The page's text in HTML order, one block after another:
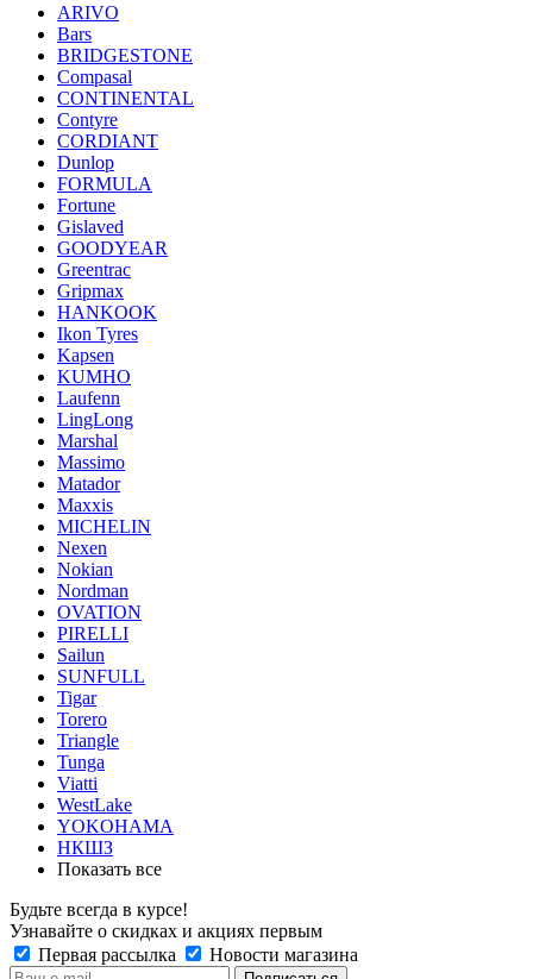
ARIVO
Bars
BRIDGESTONE
Compasal
CONTINENTAL
Contyre
CORDIANT
Dunlop
FORMULA
Fortune
Gislaved
GOODYEAR
Greentrac
Gripmax
HANKOOK
Ikon Tyres
Kapsen
KUMHO
Laufenn
LingLong
Marshal
Massimo
Matador
Maxxis
MICHELIN
Nexen
Nokian
Nordman
OVATION
PIRELLI
Sailun
SUNFULL
Tigar
Torero
Triangle
Tunga
Viatti
WestLake
YOKOHAMA
НКШЗ
Показать все
Будьте всегда в курсе!
Узнавайте о скидках и акциях первым
Первая рассылка
Новости магазина